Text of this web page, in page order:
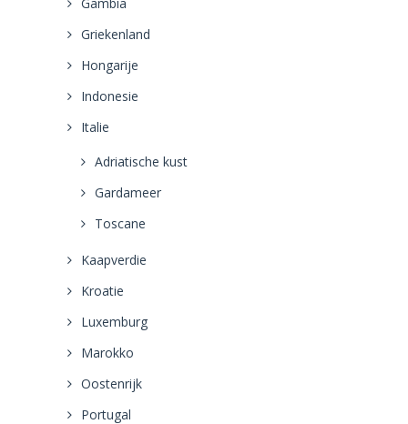
Griekenland
Hongarije
Indonesie
Italie
Adriatische kust
Gardameer
Toscane
Kaapverdie
Kroatie
Luxemburg
Marokko
Oostenrijk
Portugal